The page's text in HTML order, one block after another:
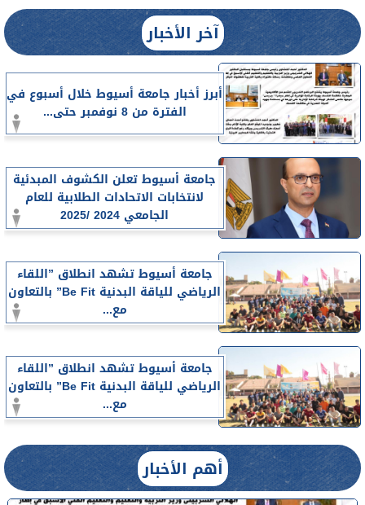
آخر الأخبار
أبرز أخبار جامعة أسيوط خلال أسبوع في
الفترة من 8 نوفمبر حتى...
جامعة أسيوط تعلن الكشوف المبدئية
لانتخابات الاتحادات الطلابية للعام
الجامعي 2024 /2025
جامعة أسيوط تشهد انطلاق ”اللقاء
الرياضي للياقة البدنية Be Fit” بالتعاون
مع...
جامعة أسيوط تشهد انطلاق ”اللقاء
الرياضي للياقة البدنية Be Fit” بالتعاون
مع...
أهم الأخبار